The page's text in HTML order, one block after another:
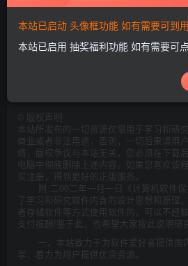
此处内容已隐藏，请评论
版权声明
本站所发布的一切资源仅限用于学习和研
商业或者非法用途，否则，一切后果请用
络，版权争议与本站无关。您必须在下载
电脑中彻底删除上述内容。如果您喜欢该
买注册，得到更好的正版服务。
附:二00二年一月一日《计算机软件
了学习和研究软件内含的设计思想和原理
者存储软件等方式使用软件的，可以不经
支付报酬!鉴于此，也希望大家按此说明研
一、本站致力于为软件爱好者提供国
享，着力为用户提供优资资源。
本站已启动 头像框功能 如有需要可到
本站已启用 抽奖福利功能 如有需要可